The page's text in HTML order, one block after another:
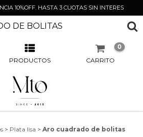
10%OFF. HASTA 3 CUOTAS SIN INTERES
DE BOLITAS
PRODUCTOS CARRITO
0
> Plata lisa > Aro cuadrado de bolitas